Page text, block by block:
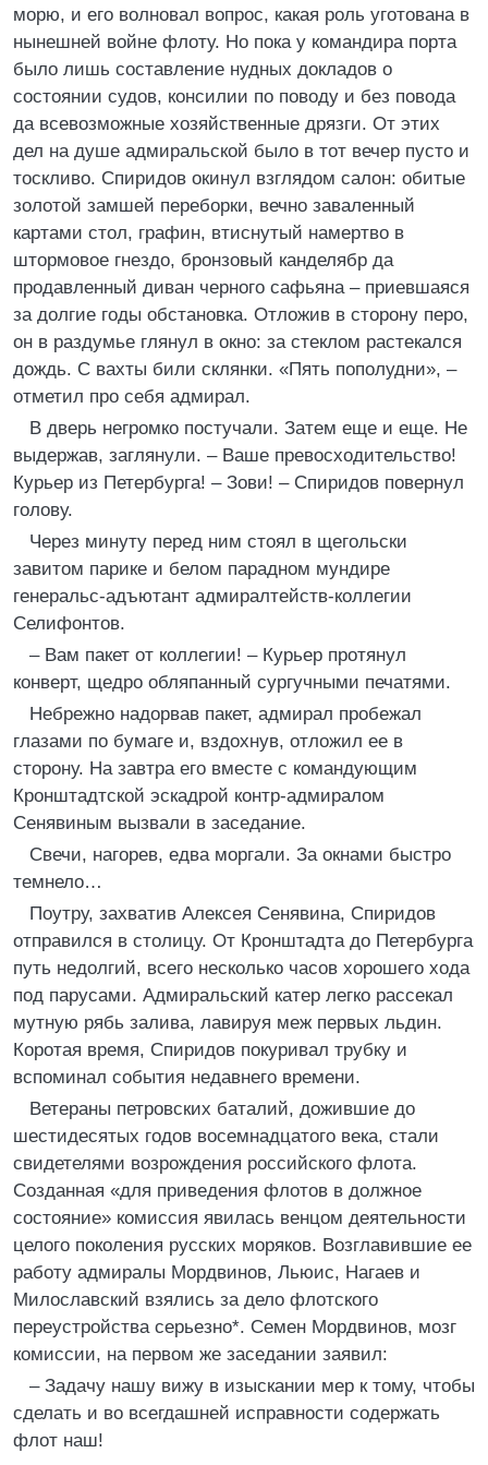
морю, и его волновал вопрос, какая роль уготована в
нынешней войне флоту. Но пока у командира порта
было лишь составление нудных докладов о
состоянии судов, консилии по поводу и без повода
да всевозможные хозяйственные дрязги. От этих
дел на душе адмиральской было в тот вечер пусто и
тоскливо. Спиридов окинул взглядом салон: обитые
золотой замшей переборки, вечно заваленный
картами стол, графин, втиснутый намертво в
штормовое гнездо, бронзовый канделябр да
продавленный диван черного сафьяна – приевшаяся
за долгие годы обстановка. Отложив в сторону перо,
он в раздумье глянул в окно: за стеклом растекался
дождь. С вахты били склянки. «Пять пополудни», –
отметил про себя адмирал.
В дверь негромко постучали. Затем еще и еще. Не
выдержав, заглянули. – Ваше превосходительство!
Курьер из Петербурга! – Зови! – Спиридов повернул
голову.
Через минуту перед ним стоял в щегольски
завитом парике и белом парадном мундире
генеральс-адъютант адмиралтейств-коллегии
Селифонтов.
– Вам пакет от коллегии! – Курьер протянул
конверт, щедро обляпанный сургучными печатями.
Небрежно надорвав пакет, адмирал пробежал
глазами по бумаге и, вздохнув, отложил ее в
сторону. Ha завтра его вместе с командующим
Кронштадтской эскадрой контр-адмиралом
Сенявиным вызвали в заседание.
Свечи, нагорев, едва моргали. За окнами быстро
темнело…
Поутру, захватив Алексея Сенявина, Спиридов
отправился в столицу. От Кронштадта до Петербурга
путь недолгий, всего несколько часов хорошего хода
под парусами. Адмиральский катер легко рассекал
мутную рябь залива, лавируя меж первых льдин.
Коротая время, Спиридов покуривал трубку и
вспоминал события недавнего времени.
Ветераны петровских баталий, дожившие до
шестидесятых годов восемнадцатого века, стали
свидетелями возрождения российского флота.
Созданная «для приведения флотов в должное
состояние» комиссия явилась венцом деятельности
целого поколения русских моряков. Возглавившие ее
работу адмиралы Мордвинов, Льюис, Нагаев и
Милославский взялись за дело флотского
переустройства серьезно*. Семен Мордвинов, мозг
комиссии, на первом же заседании заявил:
– Задачу нашу вижу в изыскании мер к тому, чтобы
сделать и во всегдашней исправности содержать
флот наш!